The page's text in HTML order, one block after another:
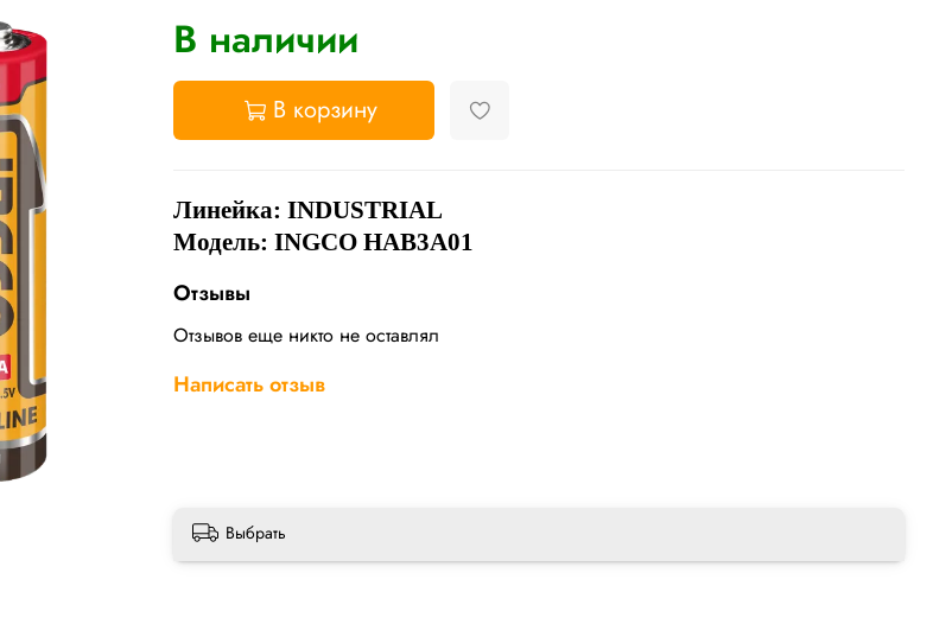
В наличии
В корзину
Линейка: INDUSTRIAL
Модель: INGCO HAB3A01
Отзывы
Отзывов еще никто не оставлял
Написать отзыв
Выбрать